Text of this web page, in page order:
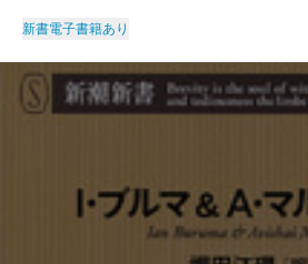
新書電子書籍あり